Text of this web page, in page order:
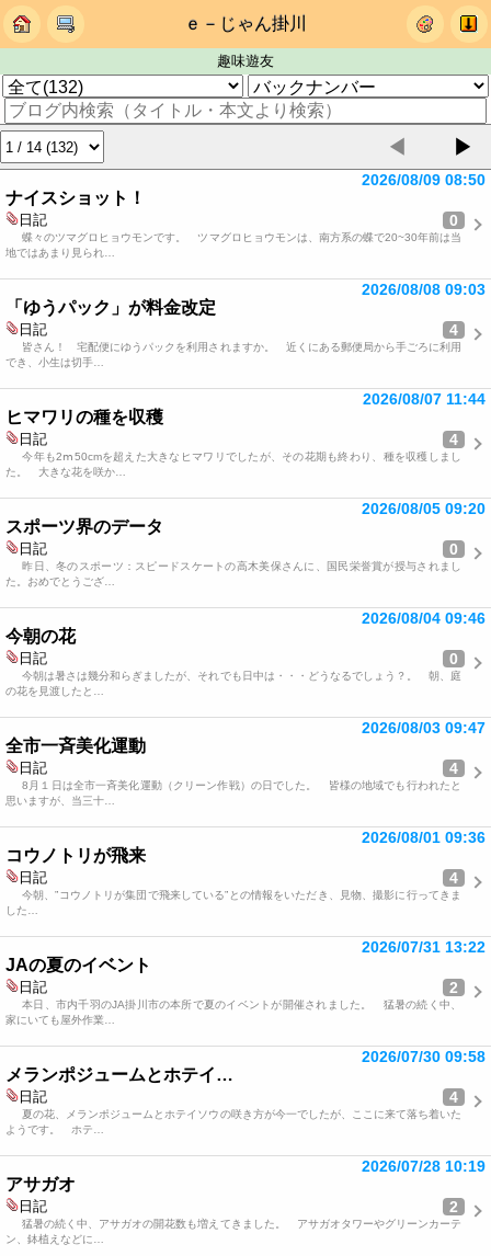
ｅ－じゃん掛川
趣味遊友
◀ ▶
ナイスショット！
2026/08/09 08:50
日記 0
蝶々のツマグロヒョウモンです。 ツマグロヒョウモンは、南方系の蝶で20~30年前は当
地ではあまり見られ…
「ゆうパック」が料金改定
2026/08/08 09:03
日記 4
皆さん！ 宅配便にゆうパックを利用されますか。 近くにある郵便局から手ごろに利用
でき、小生は切手…
ヒマワリの種を収穫
2026/08/07 11:44
日記 4
今年も2ⅿ50cmを超えた大きなヒマワリでしたが、その花期も終わり、種を収穫しまし
た。 大きな花を咲か…
スポーツ界のデータ
2026/08/05 09:20
日記 0
昨日、冬のスポーツ：スピードスケートの高木美保さんに、国民栄誉賞が授与されまし
た。おめでとうござ…
今朝の花
2026/08/04 09:46
日記 0
今朝は暑さは幾分和らぎましたが、それでも日中は・・・どうなるでしょう？。 朝、庭
の花を見渡したと…
全市一斉美化運動
2026/08/03 09:47
日記 4
8月１日は全市一斉美化運動（クリーン作戦）の日でした。 皆様の地域でも行われたと
思いますが、当三十…
コウノトリが飛来
2026/08/01 09:36
日記 4
今朝、”コウノトリが集団で飛来している”との情報をいただき、見物、撮影に行ってきま
した…
JAの夏のイベント
2026/07/31 13:22
日記 2
本日、市内千羽のJA掛川市の本所で夏のイベントが開催されました。 猛暑の続く中、
家にいても屋外作業…
メランポジュームとホテイ…
2026/07/30 09:58
日記 4
夏の花、メランポジュームとホテイソウの咲き方が今一でしたが、ここに来て落ち着いた
ようです。 ホテ…
アサガオ
2026/07/28 10:19
日記 2
猛暑の続く中、アサガオの開花数も増えてきました。 アサガオタワーやグリーンカーテ
ン、鉢植えなどに…